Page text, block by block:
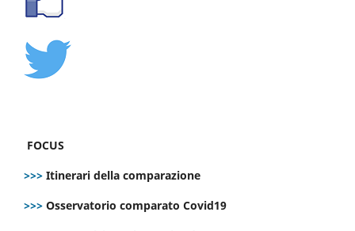
FOCUS
>>> Itinerari della comparazione
>>> Osservatorio comparato Covid19